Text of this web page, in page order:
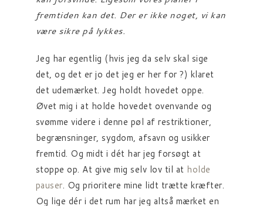
fremtiden kan det. Der er ikke noget, vi kan
være sikre på lykkes.
Jeg har egentlig (hvis jeg da selv skal sige
det, og det er jo det jeg er her for ?) klaret
det udemærket. Jeg holdt hovedet oppe.
Øvet mig i at holde hovedet ovenvande og
svømme videre i denne pøl af restriktioner,
begrænsninger, sygdom, afsavn og usikker
fremtid. Og midt i dét har jeg forsøgt at
stoppe op. At give mig selv lov til at holde
pauser. Og prioritere mine lidt trætte kræfter.
Og lige dér i det rum har jeg altså mærket en